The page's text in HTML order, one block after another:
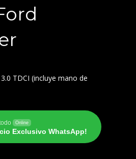
3.0 TDCI (incluye mano de
Online
Exclusivo WhatsApp!